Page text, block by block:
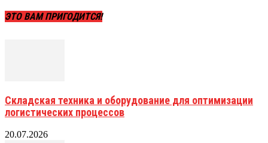
ЭТО ВАМ ПРИГОДИТСЯ!
Складская техника и оборудование для оптимизации
логистических процессов
20.07.2026